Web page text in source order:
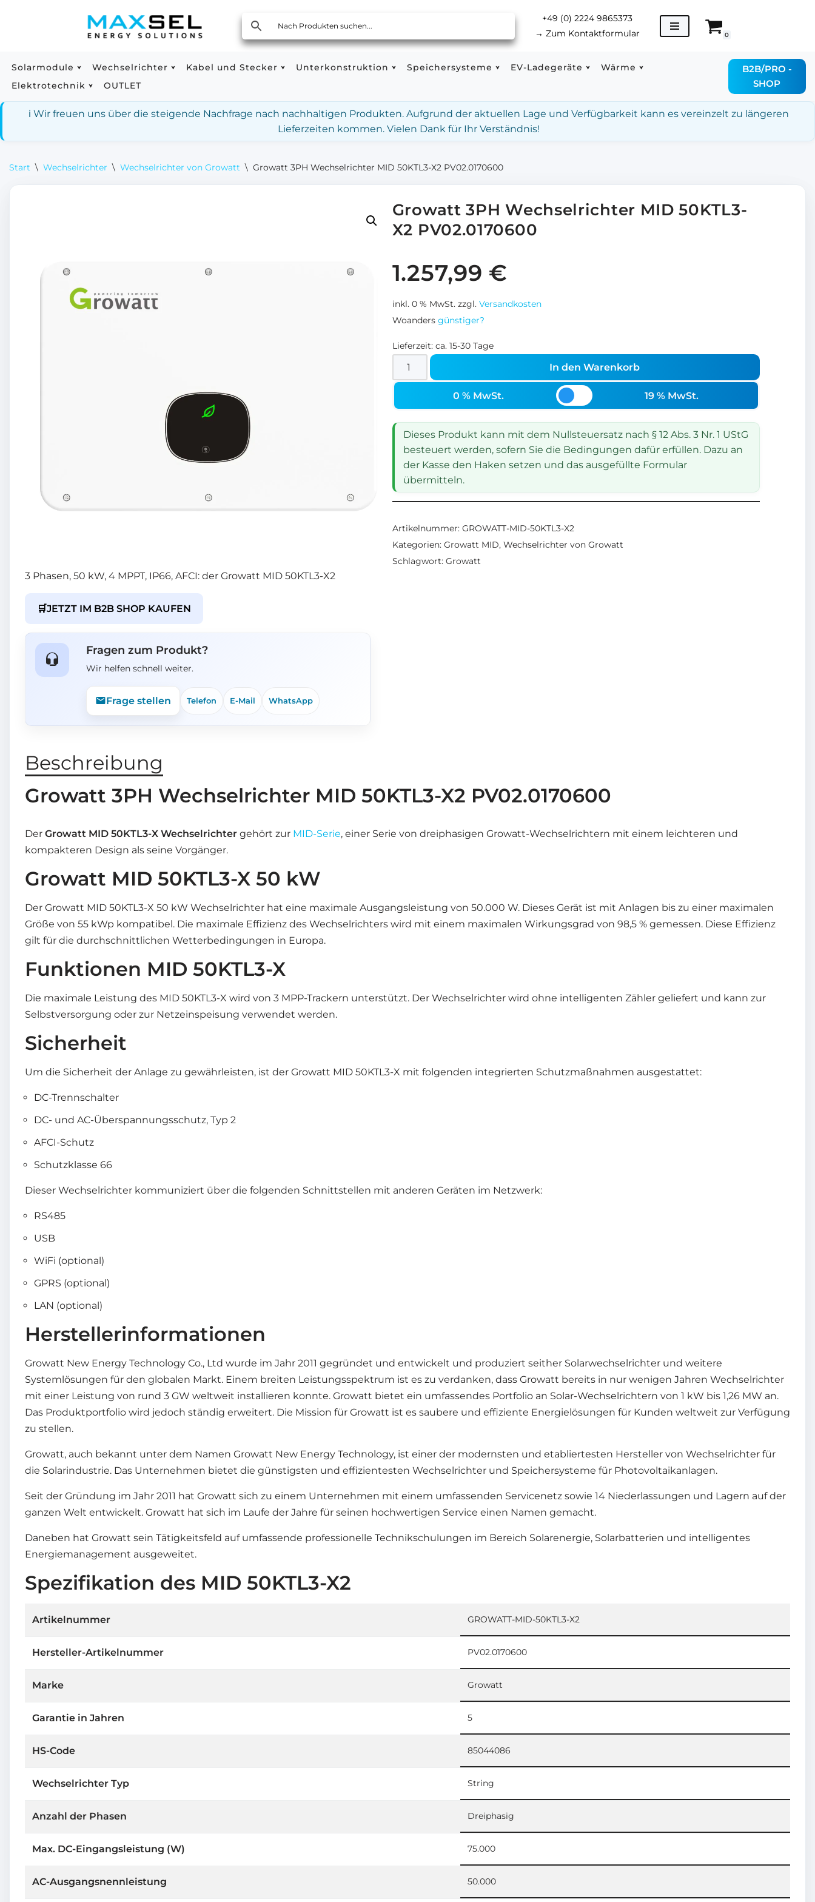
springen
+49 (0) 2224 9865373
→ Zum Kontaktformular 0
Solarmodule Wechselrichter Kabel und Stecker Unterkonstruktion Speichersysteme EV-Ladegeräte
Wärme
Elektrotechnik
OUTLET
B2B/PRO -
SHOP
ℹ️ Wir freuen uns über die steigende Nachfrage nach nachhaltigen Produkten. Aufgrund der aktuellen Lage und Verfügbarkeit kann es vereinzelt zu längeren
Lieferzeiten kommen. Vielen Dank für Ihr Verständnis!
Start \ Wechselrichter \ Wechselrichter von Growatt \ Growatt 3PH Wechselrichter MID 50KTL3-X2 PV02.0170600
3 Phasen, 50 kW, 4 MPPT, IP66, AFCI: der Growatt MID 50KTL3-X2
🛒JETZT IM B2B SHOP KAUFEN
Fragen zum Produkt?
Wir helfen schnell weiter.
Frage stellen Telefon E-Mail WhatsApp
Growatt 3PH Wechselrichter MID 50KTL3-
X2 PV02.0170600
1.257,99 €
inkl. 0 % MwSt. zzgl. Versandkosten
Woanders günstiger?
Lieferzeit: ca. 15-30 Tage
In den Warenkorb
0 % MwSt. 19 % MwSt.
Dieses Produkt kann mit dem Nullsteuersatz nach § 12 Abs. 3 Nr. 1 UStG
besteuert werden, sofern Sie die Bedingungen dafür erfüllen. Dazu an
der Kasse den Haken setzen und das ausgefüllte Formular
übermitteln.
Artikelnummer: GROWATT-MID-50KTL3-X2
Kategorien: Growatt MID, Wechselrichter von Growatt
Schlagwort: Growatt
Beschreibung
Growatt 3PH Wechselrichter MID 50KTL3-X2 PV02.0170600
Der Growatt MID 50KTL3-X Wechselrichter gehört zur MID-Serie, einer Serie von dreiphasigen Growatt-Wechselrichtern mit einem leichteren und
kompakteren Design als seine Vorgänger.
Growatt MID 50KTL3-X 50 kW
Der Growatt MID 50KTL3-X 50 kW Wechselrichter hat eine maximale Ausgangsleistung von 50.000 W. Dieses Gerät ist mit Anlagen bis zu einer maximalen
Größe von 55 kWp kompatibel. Die maximale Effizienz des Wechselrichters wird mit einem maximalen Wirkungsgrad von 98,5 % gemessen. Diese Effizienz
gilt für die durchschnittlichen Wetterbedingungen in Europa.
Funktionen MID 50KTL3-X
Die maximale Leistung des MID 50KTL3-X wird von 3 MPP-Trackern unterstützt. Der Wechselrichter wird ohne intelligenten Zähler geliefert und kann zur
Selbstversorgung oder zur Netzeinspeisung verwendet werden.
Sicherheit
Um die Sicherheit der Anlage zu gewährleisten, ist der Growatt MID 50KTL3-X mit folgenden integrierten Schutzmaßnahmen ausgestattet:
DC-Trennschalter
DC- und AC-Überspannungsschutz, Typ 2
AFCI-Schutz
Schutzklasse 66
Dieser Wechselrichter kommuniziert über die folgenden Schnittstellen mit anderen Geräten im Netzwerk:
RS485
USB
WiFi (optional)
GPRS (optional)
LAN (optional)
Herstellerinformationen
Growatt New Energy Technology Co., Ltd wurde im Jahr 2011 gegründet und entwickelt und produziert seither Solarwechselrichter und weitere
Systemlösungen für den globalen Markt. Einem breiten Leistungsspektrum ist es zu verdanken, dass Growatt bereits in nur wenigen Jahren Wechselrichter
mit einer Leistung von rund 3 GW weltweit installieren konnte. Growatt bietet ein umfassendes Portfolio an Solar-Wechselrichtern von 1 kW bis 1,26 MW an.
Das Produktportfolio wird jedoch ständig erweitert. Die Mission für Growatt ist es saubere und effiziente Energielösungen für Kunden weltweit zur Verfügung
zu stellen.
Growatt, auch bekannt unter dem Namen Growatt New Energy Technology, ist einer der modernsten und etabliertesten Hersteller von Wechselrichter für
die Solarindustrie. Das Unternehmen bietet die günstigsten und effizientesten Wechselrichter und Speichersysteme für Photovoltaikanlagen.
Seit der Gründung im Jahr 2011 hat Growatt sich zu einem Unternehmen mit einem umfassenden Servicenetz sowie 14 Niederlassungen und Lagern auf der
ganzen Welt entwickelt. Growatt hat sich im Laufe der Jahre für seinen hochwertigen Service einen Namen gemacht.
Daneben hat Growatt sein Tätigkeitsfeld auf umfassende professionelle Technikschulungen im Bereich Solarenergie, Solarbatterien und intelligentes
Energiemanagement ausgeweitet.
Spezifikation des MID 50KTL3-X2
Artikelnummer GROWATT-MID-50KTL3-X2
Hersteller-Artikelnummer PV02.0170600
Marke Growatt
Garantie in Jahren 5
HS-Code 85044086
Wechselrichter Typ String
Anzahl der Phasen Dreiphasig
Max. DC-Eingangsleistung (W) 75.000
AC-Ausgangsnennleistung 50.000